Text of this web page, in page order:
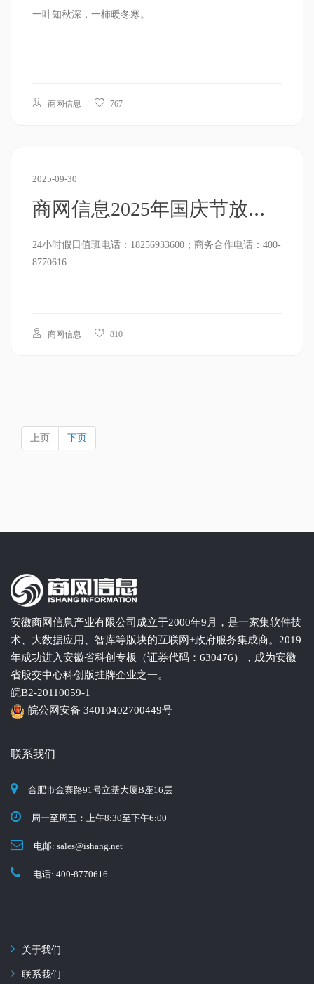
一叶知秋深，一柿暖冬寒。
商网信息 767
2025-09-30
商网信息2025年国庆节放假通知
24小时假日值班电话：18256933600；商务合作电话：400-
8770616
商网信息 810
上页 下页
安徽商网信息产业有限公司成立于2000年9月，是一家集软件技
术、大数据应用、智库等版块的互联网+政府服务集成商。2019
年成功进入安徽省科创专板（证券代码：630476），成为安徽
省股交中心科创版挂牌企业之一。
皖B2-20110059-1
皖公网安备 34010402700449号
联系我们
合肥市金寨路91号立基大厦B座16层
周一至周五：上午8:30至下午6:00
电邮: sales ishang.net
电话: 400-8770616
关于我们
联系我们